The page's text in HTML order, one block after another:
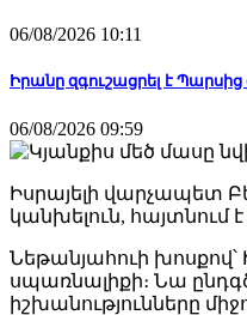
06/08/2026 10:11
Իրանը զգուշացրել է
06/08/2026 09:59
Իսրայելի վարչապետ
կանխելուն, հայտնում է
Նեթանյահուի խոսքով՝
սպառնալիքի։ Նա
իշխանությունները